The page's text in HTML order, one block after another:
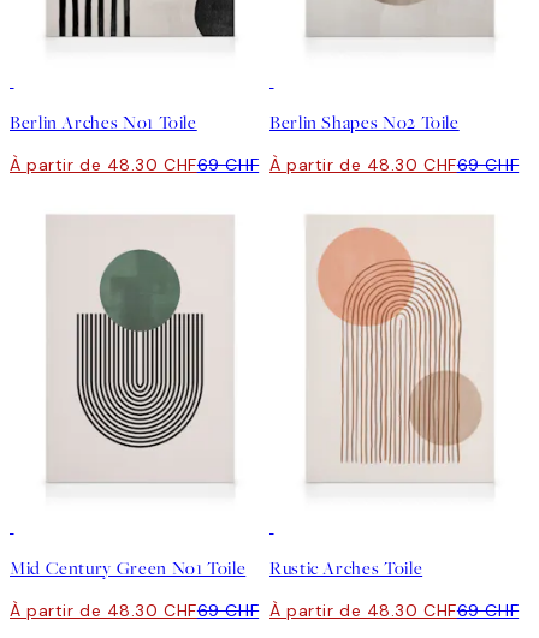
Berlin Arches No1 Toile
À partir de 48.30 CHF69 CHF
Berlin Shapes No2 Toile
À partir de 48.30 CHF69 CHF
Mid Century Green No1 Toile
À partir de 48.30 CHF69 CHF
Rustic Arches Toile
À partir de 48.30 CHF69 CHF